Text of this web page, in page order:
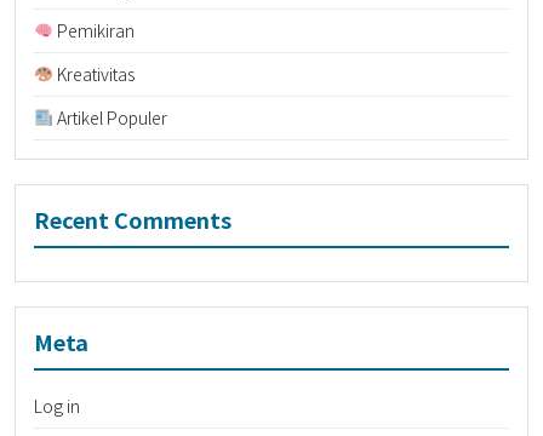
Pemikiran
Kreativitas
Artikel Populer
Recent Comments
Meta
Log in